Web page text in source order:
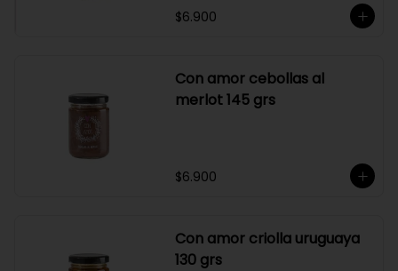
$6.900
Con amor cebollas al
merlot 145 grs
$6.900
Con amor criolla uruguaya
130 grs